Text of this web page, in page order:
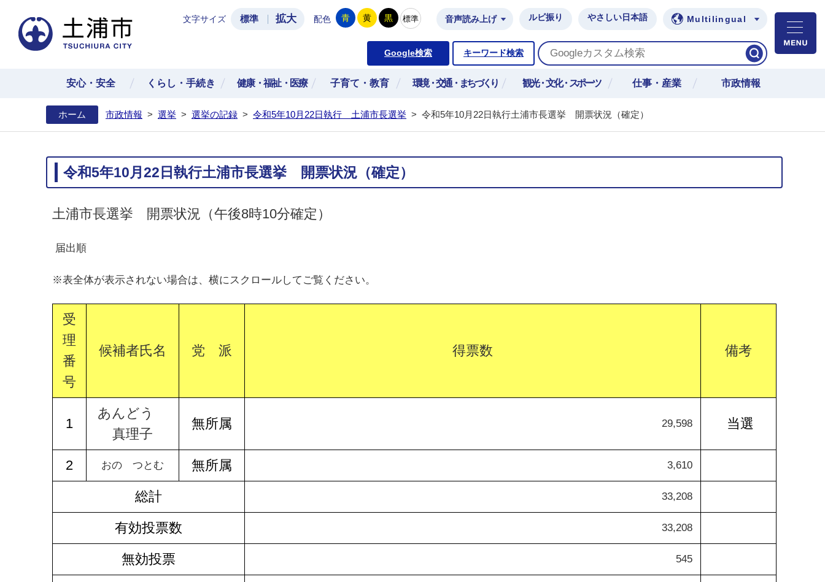
土浦市公式ホームページ
文字サイズ 標準 拡大 配色 青 黄 黒 標準 音声読み上げ ルビ振り やさしい日本語 Multilingual
Google検索 キーワード検索
安心・安全 くらし・手続き 健康・福祉・医療 子育て・教育 環境・交通・まちづくり 観光・文化・スポーツ 仕事・産業 市政情報
ホーム 市政情報 > 選挙 > 選挙の記録 > 令和5年10月22日執行 土浦市長選挙 > 令和5年10月22日執行土浦市長選挙 開票状況（確定）
令和5年10月22日執行土浦市長選挙 開票状況（確定）
土浦市長選挙 開票状況（午後8時10分確定）
届出順
※表全体が表示されない場合は、横にスクロールしてご覧ください。
受
理
番
号
候補者氏名 党 派 得票数 備考
1
あんどう
真理子
無所属 29,598 当選
2 おの つとむ 無所属 3,610
総計 33,208
有効投票数 33,208
無効投票 545